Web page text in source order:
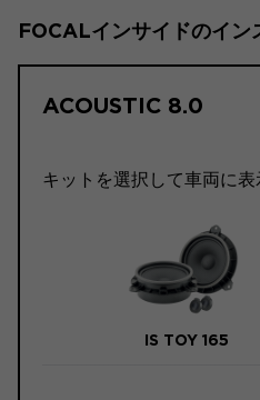
FOCALインサイドのイン
ACOUSTIC 8.0
キットを選択して車両に表
IS TOY 165